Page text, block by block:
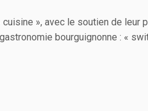
», avec le soutien de leur
bourguignonne : «